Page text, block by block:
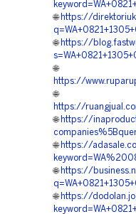
🌐 https://
🌐 https://
🌐
https://
🌐
https://
🌐 https://
🌐 https://
🌐 https://
🌐 https://